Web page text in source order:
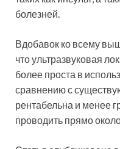
болезней.
Вдобавок ко всему
что ультразвуковая
более проста в
сравнению с
рентабельна и менее
проводить прямо